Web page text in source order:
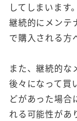
してしまいます。
継続的にメンテ
で購入される方
また、継続的な
後々になって買
どがあった場合
れる可能性があ